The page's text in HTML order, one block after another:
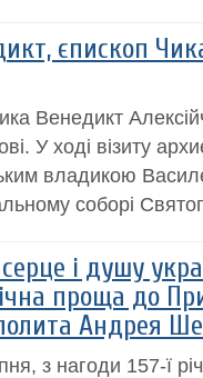
єпископ
Венедикт
У ході візиту
владикою
соборі
і душу
проща до
Андрея
з нагоди 157-ї